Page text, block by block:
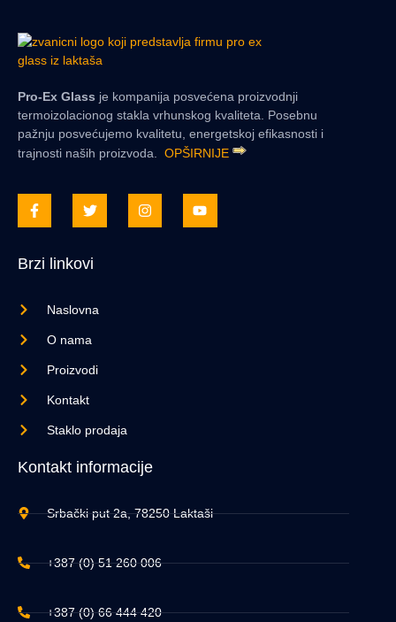
Pro-Ex Glass je kompanija posvećena proizvodnji
termoizolacionog stakla vrhunskog kvaliteta. Posebnu
pažnju posvećujemo kvalitetu, energetskoj efikasnosti i
trajnosti naših proizvoda. OPŠIRNIJE
Brzi linkovi
Naslovna
O nama
Proizvodi
Kontakt
Staklo prodaja
Kontakt informacije
Srbački put 2a, 78250 Laktaši
+387 (0) 51 260 006
+387 (0) 66 444 420